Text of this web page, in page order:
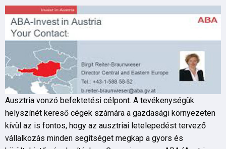
Ausztria vonzó befektetési célpont. A tevékenységük
helyszínét kereső cégek számára a gazdasági környezeten
kívül az is fontos, hogy az ausztriai letelepedést tervező
vállalkozás minden segítséget megkap a gyors és